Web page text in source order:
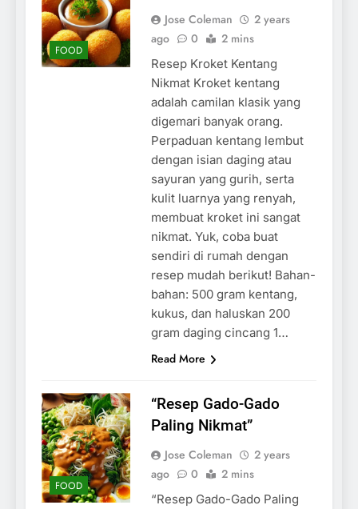
FOOD
Jose Coleman
2 years
ago
0 2 mins
Resep Kroket Kentang
Nikmat Kroket kentang
adalah camilan klasik yang
digemari banyak orang.
Perpaduan kentang lembut
dengan isian daging atau
sayuran yang gurih, serta
kulit luarnya yang renyah,
membuat kroket ini sangat
nikmat. Yuk, coba buat
sendiri di rumah dengan
resep mudah berikut! Bahan-
bahan: 500 gram kentang,
kukus, dan haluskan 200
gram daging cincang 1…
Read More
FOOD
“Resep Gado-Gado
Paling Nikmat”
Jose Coleman
2 years
ago
0 2 mins
“Resep Gado-Gado Paling